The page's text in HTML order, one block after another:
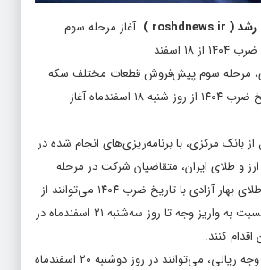
رشد(
roshdnews.ir
) آغاز مرحله سوم
اسفند
مرحله سوم پیش‌فروش قطعات مختلف سکه
طلای بهار آزادی با تاریخ ضرب ۱۴۰۴ از روز شنبه ۱۸ اسفندماه آغاز
بانک مرکزی، با برنامه‌ریزی‌های انجام شده در
ارز و طلای ایران، متقاضیان شرکت در مرحله
سوم پیش‌فروش سکه طلای بهار آزادی با تاریخ ضرب ۱۴۰۴ می‌توانند از
روز شنبه ۱۸ اسفندماه نسبت به واریز وجه تا روز سه‌شنبه ۲۱ اسفندماه در
اقدام کنند.
متقاضیان پس از واریز وجه ریالی، می‌توانند در روز دوشنبه ۲۰ اسفندماه